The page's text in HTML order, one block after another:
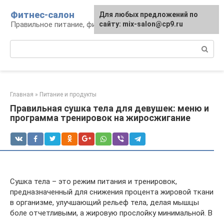
контенту
Фитнес-салон
Правильное питание, фитнес, образ жизни
Главная » Питание и продукты
Правильная сушка тела для девушек: меню и
программа тренировок на жиросжигание
Сушка тела – это режим питания и тренировок,
предназначенный для снижения процента жировой ткани
в организме, улучшающий рельеф тела, делая мышцы
боле отчетливыми, а жировую прослойку минимальной. В
Для любых предложений по
сайту: mix-salon@cp9.ru